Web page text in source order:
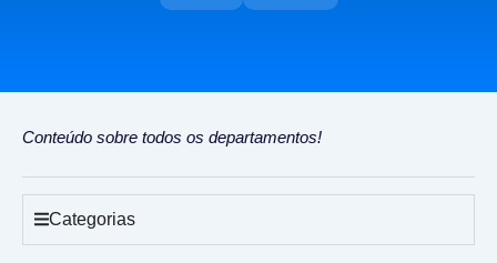
Conteúdo sobre todos os departamentos!
Categorias